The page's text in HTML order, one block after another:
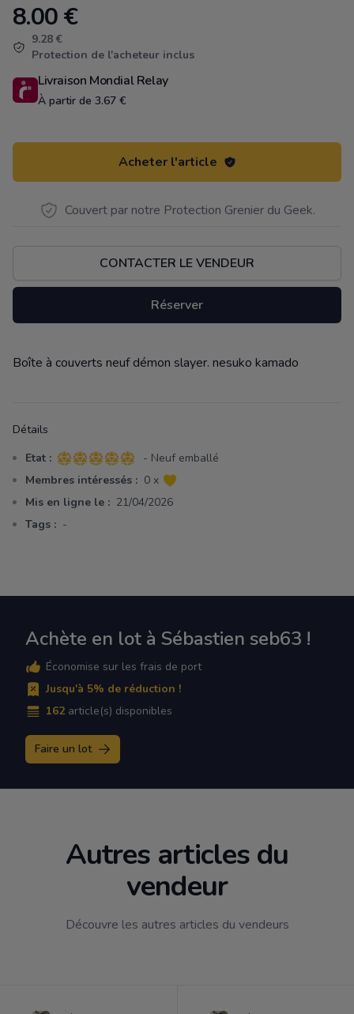
Product information
8.00€
9.28 €
Protection de l'acheteur inclus
Livraison Mondial Relay
À partir de 3.67 €
Acheter l'article
Couvert par notre Protection Grenier du Geek.
CONTACTER LE VENDEUR
Réserver
Description
Boîte à couverts neuf démon slayer. nesuko kamado
Détails
Etat : 5 sur 5 étoiles
- Neuf emballé
Membres intéressés : 0 x
Mis en ligne le : 21/04/2026
Tags : -
Achète en lot à Sébastien seb63 !
Économise sur les frais de port
Jusqu'à 5% de réduction !
162 article(s) disponibles
Faire un lot
Autres articles du
vendeur
Découvre les autres articles du vendeurs